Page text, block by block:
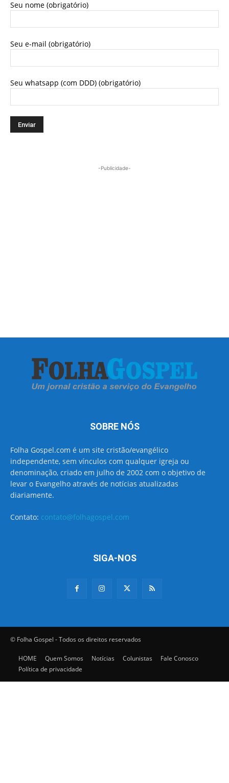
Seu nome (obrigatório)
Seu e-mail (obrigatório)
Seu whatsapp (com DDD) (obrigatório)
-Publicidade-
SOBRE NÓS
Folha Gospel.com é um site cristão/evangélico
independente, sem vínculos com qualquer igreja ou
denominação, criado em julho de 2002 com o objetivo de
levar o Evangelho através de notícias atualizadas
diariamente.
Contato: contato@folhagospel.com
SIGA-NOS
© Folha Gospel - Todos os direitos reservados
HOME Quem Somos Notícias Colunistas
Fale Conosco
Política de privacidade